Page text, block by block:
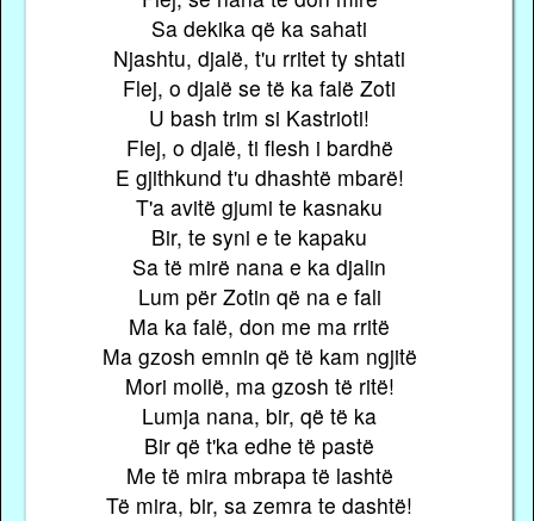
Sa dekika që ka sahati
Njashtu, djalë, t'u rritet ty shtati
Flej, o djalë se të ka falë Zoti
U bash trim si Kastrioti!
Flej, o djalë, ti flesh i bardhë
E gjithkund t'u dhashtë mbarë!
T'a avitë gjumi te kasnaku
Bir, te syni e te kapaku
Sa të mirë nana e ka djalin
Lum për Zotin që na e fali
Ma ka falë, don me ma rritë
Ma gzosh emnin që të kam ngjitë
Mori mollë, ma gzosh të ritë!
Lumja nana, bir, që të ka
Bir që t'ka edhe të pastë
Me të mira mbrapa të lashtë
Të mira, bir, sa zemra te dashtë!